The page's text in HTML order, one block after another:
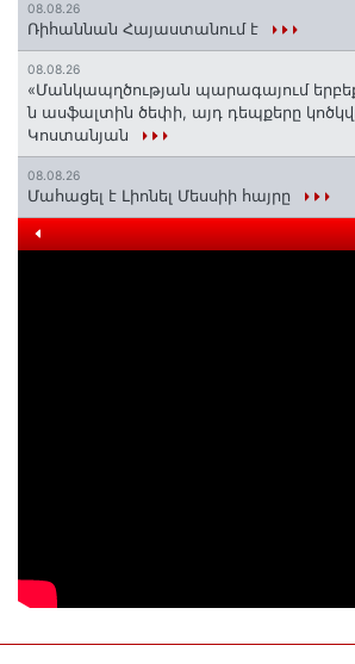
08.08.26
Ռիհաննան Հայաստանում է
08.08.26
«Մանկապղծության պարագայում
ն ասֆալտին ծեփի, այդ դեպքերը
Կոստանյան
08.08.26
Մահացել է Լիոնել Մեսսիի հայրը